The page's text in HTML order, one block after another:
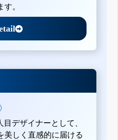
。
デザイナーとして、
美しく直感的に届ける